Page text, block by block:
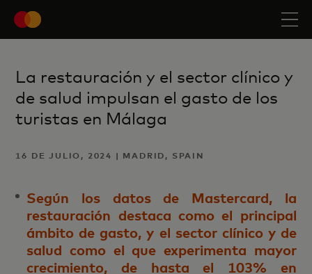
La restauración y el sector clínico y
de salud impulsan el gasto de los
turistas en Málaga
16 DE JULIO, 2024 | MADRID, SPAIN
Según los datos de Mastercard, la
restauración destaca como el principal
ámbito de gasto, y el sector clínico y de
salud como el que experimenta mayor
crecimiento, de hasta el 103% en